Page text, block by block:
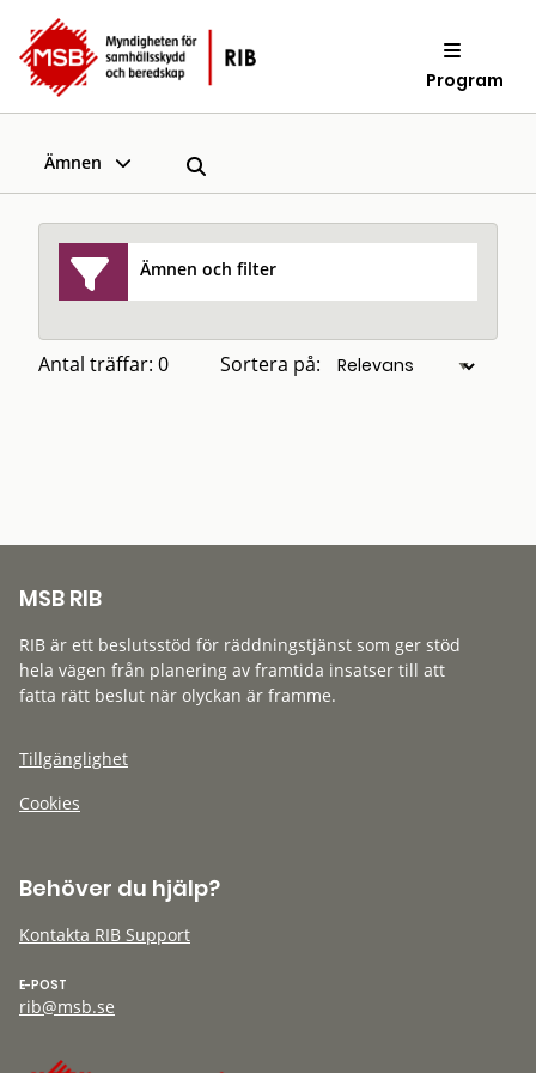
Program
Ämnen
Ämnen och filter
Antal träffar: 0 Sortera på:
MSB RIB
RIB är ett beslutsstöd för räddningstjänst som ger stöd
hela vägen från planering av framtida insatser till att
fatta rätt beslut när olyckan är framme.
Tillgänglighet
Cookies
Behöver du hjälp?
Kontakta RIB Support
E-POST
rib@msb.se